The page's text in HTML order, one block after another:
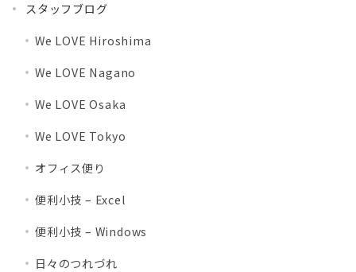
スタッフブログ
We LOVE Hiroshima
We LOVE Nagano
We LOVE Osaka
We LOVE Tokyo
オフィス便り
便利小技 – Excel
便利小技 – Windows
日々のつれづれ